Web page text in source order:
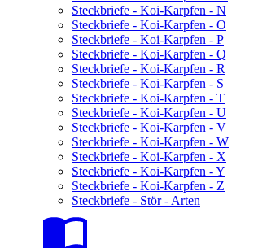
Steckbriefe - Koi-Karpfen - N
Steckbriefe - Koi-Karpfen - O
Steckbriefe - Koi-Karpfen - P
Steckbriefe - Koi-Karpfen - Q
Steckbriefe - Koi-Karpfen - R
Steckbriefe - Koi-Karpfen - S
Steckbriefe - Koi-Karpfen - T
Steckbriefe - Koi-Karpfen - U
Steckbriefe - Koi-Karpfen - V
Steckbriefe - Koi-Karpfen - W
Steckbriefe - Koi-Karpfen - X
Steckbriefe - Koi-Karpfen - Y
Steckbriefe - Koi-Karpfen - Z
Steckbriefe - Stör - Arten